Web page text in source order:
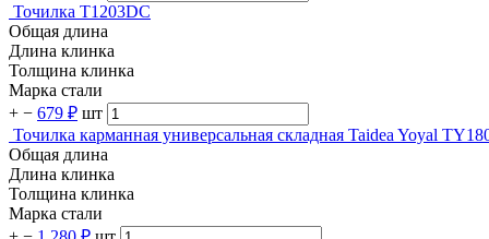
Точилка T1203DC
Общая длина
Длина клинка
Толщина клинка
Марка стали
+ − 679 ₽ шт
Точилка карманная универсальная складная Taidea Yoyal
Общая длина
Длина клинка
Толщина клинка
Марка стали